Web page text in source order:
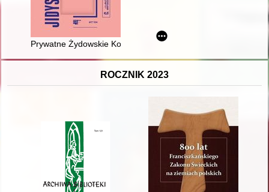
Prywatne Żydowskie Koedukacyjne Seminarium
ROCZNIK 2023